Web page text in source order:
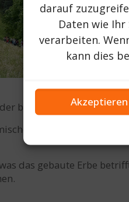
darauf
Daten wie
verarbeiten.
kann dies
Akzeptieren
besten
Einkommen durch
das gebaute Erbe